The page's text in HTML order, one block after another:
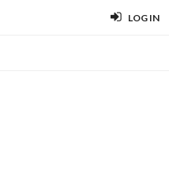
LOG IN